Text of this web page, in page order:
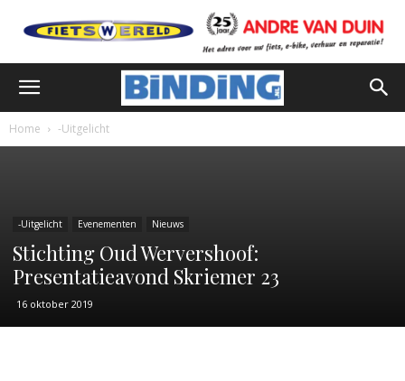
Home -Uitgelicht
-Uitgelicht Evenementen Nieuws
Stichting Oud Wervershoof:
Presentatieavond Skriemer 23
16 oktober 2019